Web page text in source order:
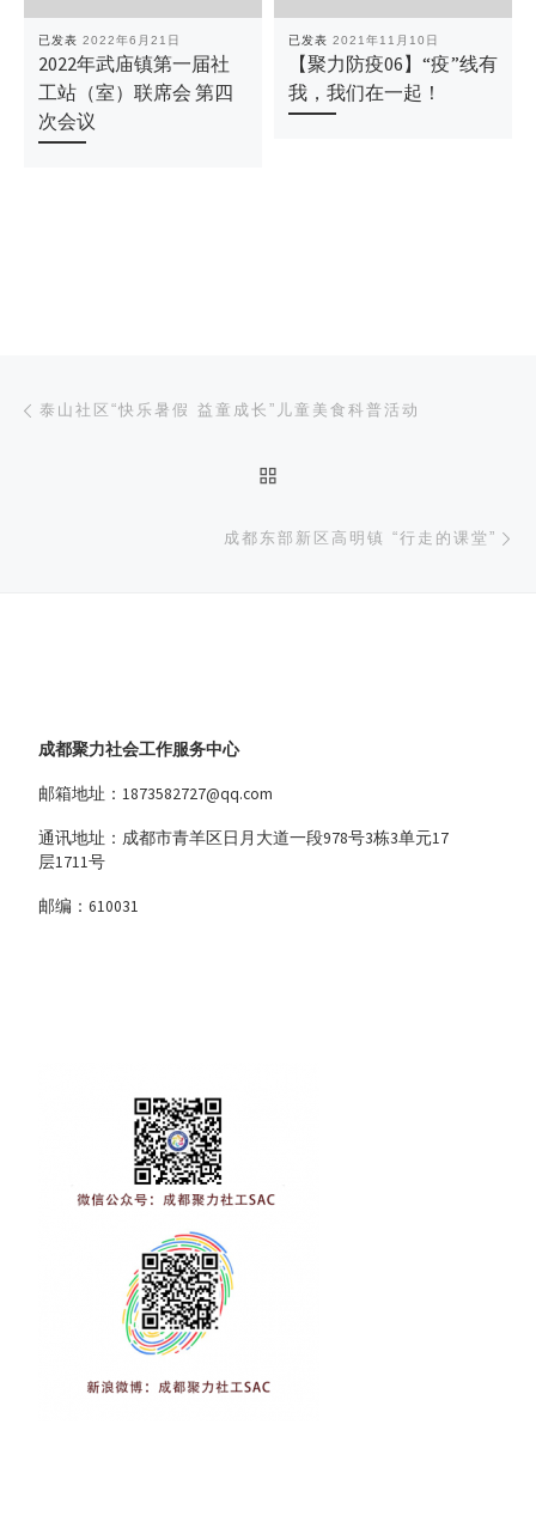
已发表 2022年6月21日
2022年武庙镇第一届社
工站（室）联席会 第四
次会议
已发表 2021年11月10日
【聚力防疫06】“疫”线有
我，我们在一起！
文章导航
泰山社区“快乐暑假 益童成长”儿童美食科普活动
成都东部新区高明镇 “行走的课堂”
成都聚力社会工作服务中心
邮箱地址：1873582727@qq.com
通讯地址：成都市青羊区日月大道一段978号3栋3单元17
层1711号
邮编：610031